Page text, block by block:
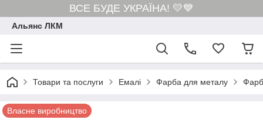
ВСЕ БУДЕ УКРАЇНА! 💛💙
Альянс ЛКМ
Товари та послуги Емалі Фарба для металу
Власне виробництво